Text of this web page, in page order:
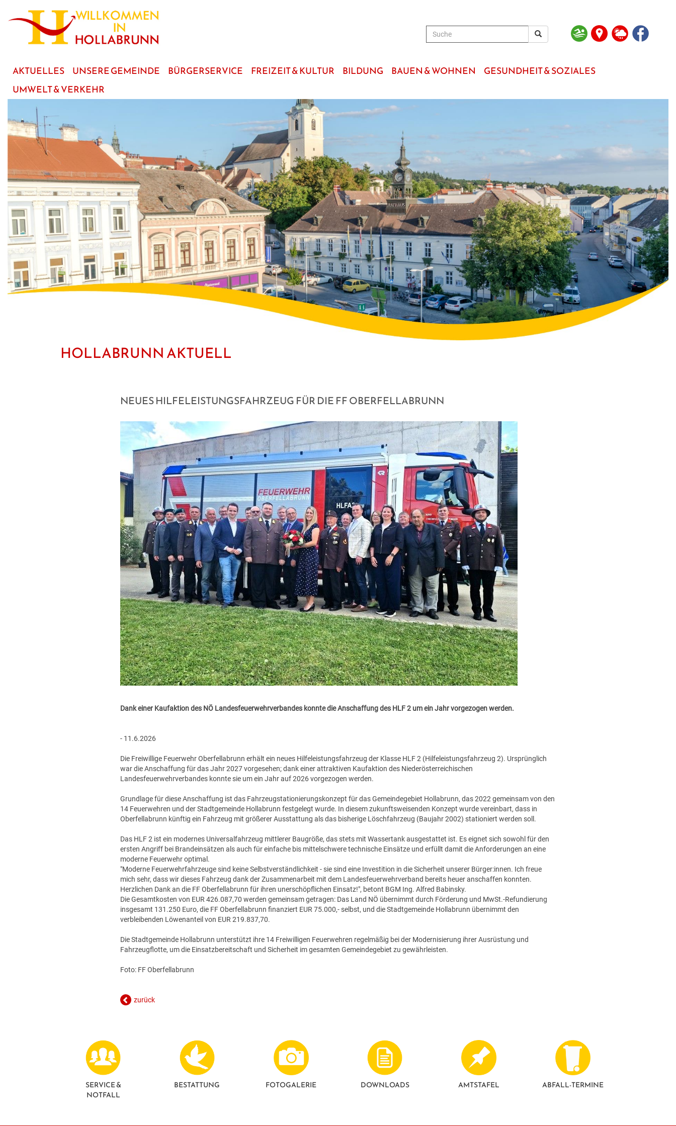
Hauptinhalt
AKTUELLES UNSERE GEMEINDE BÜRGERSERVICE FREIZEIT & KULTUR BILDUNG BAUEN & WOHNEN
GESUNDHEIT & SOZIALES
UMWELT & VERKEHR
HOLLABRUNN AKTUELL
NEUES HILFELEISTUNGSFAHRZEUG FÜR DIE FF OBERFELLABRUNN
Dank einer Kaufaktion des NÖ Landesfeuerwehrverbandes konnte die Anschaffung des HLF 2 um ein Jahr vorgezogen werden.
- 11.6.2026
Die Freiwillige Feuerwehr Oberfellabrunn erhält ein neues Hilfeleistungsfahrzeug der Klasse HLF 2 (Hilfeleistungsfahrzeug 2). Ursprünglich
war die Anschaffung für das Jahr 2027 vorgesehen; dank einer attraktiven Kaufaktion des Niederösterreichischen
Landesfeuerwehrverbandes konnte sie um ein Jahr auf 2026 vorgezogen werden.
Grundlage für diese Anschaffung ist das Fahrzeugstationierungskonzept für das Gemeindegebiet Hollabrunn, das 2022 gemeinsam von den
14 Feuerwehren und der Stadtgemeinde Hollabrunn festgelegt wurde. In diesem zukunftsweisenden Konzept wurde vereinbart, dass in
Oberfellabrunn künftig ein Fahrzeug mit größerer Ausstattung als das bisherige Löschfahrzeug (Baujahr 2002) stationiert werden soll.
Das HLF 2 ist ein modernes Universalfahrzeug mittlerer Baugröße, das stets mit Wassertank ausgestattet ist. Es eignet sich sowohl für den
ersten Angriff bei Brandeinsätzen als auch für einfache bis mittelschwere technische Einsätze und erfüllt damit die Anforderungen an eine
moderne Feuerwehr optimal.
"Moderne Feuerwehrfahrzeuge sind keine Selbstverständlichkeit - sie sind eine Investition in die Sicherheit unserer Bürger:innen. Ich freue
mich sehr, dass wir dieses Fahrzeug dank der Zusammenarbeit mit dem Landesfeuerwehrverband bereits heuer anschaffen konnten.
Herzlichen Dank an die FF Oberfellabrunn für ihren unerschöpflichen Einsatz!", betont BGM Ing. Alfred Babinsky.
Die Gesamtkosten von EUR 426.087,70 werden gemeinsam getragen: Das Land NÖ übernimmt durch Förderung und MwSt.-Refundierung
insgesamt 131.250 Euro, die FF Oberfellabrunn finanziert EUR 75.000,- selbst, und die Stadtgemeinde Hollabrunn übernimmt den
verbleibenden Löwenanteil von EUR 219.837,70.
Die Stadtgemeinde Hollabrunn unterstützt ihre 14 Freiwilligen Feuerwehren regelmäßig bei der Modernisierung ihrer Ausrüstung und
Fahrzeugflotte, um die Einsatzbereitschaft und Sicherheit im gesamten Gemeindegebiet zu gewährleisten.
Foto: FF Oberfellabrunn
zurück
SERVICE &
NOTFALL
BESTATTUNG FOTO­GALERIE DOWNLOADS AMTSTAFEL ABFALL-TERMINE